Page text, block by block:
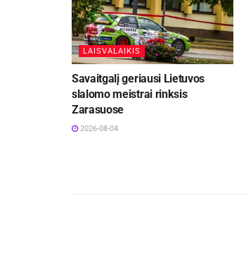
LAISVALAIKIS
Savaitgalį geriausi Lietuvos
slalomo meistrai rinksis
Zarasuose
2026-08-04